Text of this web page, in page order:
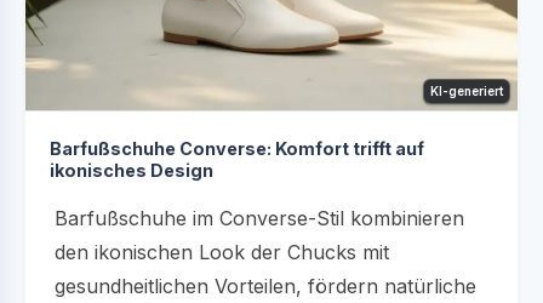
KI-generiert
Barfußschuhe Converse: Komfort trifft auf
ikonisches Design
Barfußschuhe im Converse-Stil kombinieren
den ikonischen Look der Chucks mit
gesundheitlichen Vorteilen, fördern natürliche